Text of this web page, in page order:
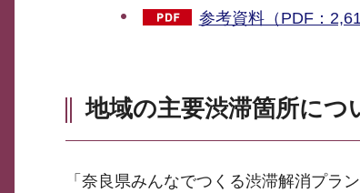
参考資料（PDF：
地域の主要渋滞箇所につ
「奈良県みんなでつくる渋滞解消プラ